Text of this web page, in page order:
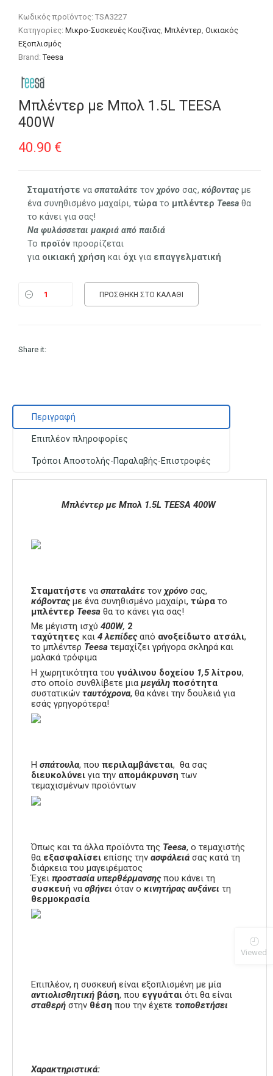
Κωδικός προϊόντος:TSA3227
Κατηγορίες:Μικρο-Συσκευές Κουζίνας,Μπλέντερ,Οικιακός
Εξοπλισμός
Brand:Teesa
Μπλέντερ με Μπολ 1.5L TEESA
400W
40.90 €
Σταματήστε νασπαταλάτε τονχρόνοσας,κόβοντας με
ένα συνηθισμένο μαχαίρι,τώρα το μπλέντερ Teesa θα
το κάνει για σας!
Να φυλάσσεται μακριά από παιδιά
Το προϊόν προορίζεται
για οικιακή χρήση και όχι για επαγγελματική
ΠΡΟΣΘΉΚΗ ΣΤΟ ΚΑΛΆΘΙ
Share it:
Περιγραφή
Επιπλέον πληροφορίες
Τρόποι Αποστολής-Παραλαβής-Επιστροφές
Μπλέντερ με Μπολ 1.5L TEESA 400W
Σταματήστε να σπαταλάτε τον χρόνο σας,
κόβοντας με ένα συνηθισμένο μαχαίρι, τώρα το
μπλέντερ Teesa θα το κάνει για σας!
Με μέγιστη ισχύ 400W, 2
ταχύτητες και 4 λεπίδες από ανοξείδωτο ατσάλι,
το μπλέντερ Teesa τεμαχίζει γρήγορα σκληρά και
μαλακά τρόφιμα
Η χωρητικότητα του γυάλινου δοχείου 1,5λίτρου,
στο οποίο συνθλίβετε μια μεγάλη ποσότητα
συστατικών ταυτόχρονα, θα κάνει την δουλειά για
εσάς γρηγορότερα!
Η σπάτουλα, που περιλαμβάνεται, θα σας
διευκολύνει για την απομάκρυνση των
τεμαχισμένων προϊόντων
Όπως και τα άλλα προϊόντα της Teesa, ο τεμαχιστής
θα εξασφαλίσει επίσης την ασφάλειά σας κατά τη
διάρκεια του μαγειρέματος
Έχει προστασία υπερθέρμανσηςπου κάνει τη
συσκευή να σβήνει όταν ο κινητήρας αυξάνει τη
θερμοκρασία
Επιπλέον, η συσκευή είναι εξοπλισμένη με μία
αντιολισθητική βάση, που εγγυάται ότι θα είναι
σταθερή στην θέση που την έχετε τοποθετήσει
Χαρακτηριστικά:
Viewed